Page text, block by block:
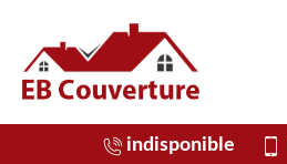
indisponible